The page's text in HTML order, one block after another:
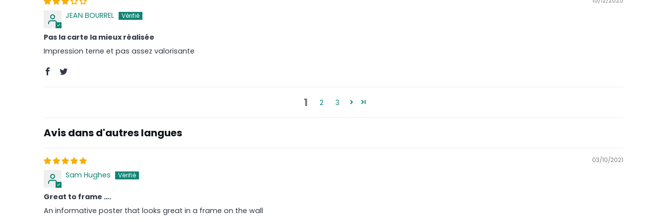
JEAN BOURREL
Pas la carte la mieux réalisée
Impression terne et pas assez valorisante
1 2 3
Avis dans d'autres langues
03/10/2021
Sam Hughes
Great to frame ….
An informative poster that looks great in a frame on the wall